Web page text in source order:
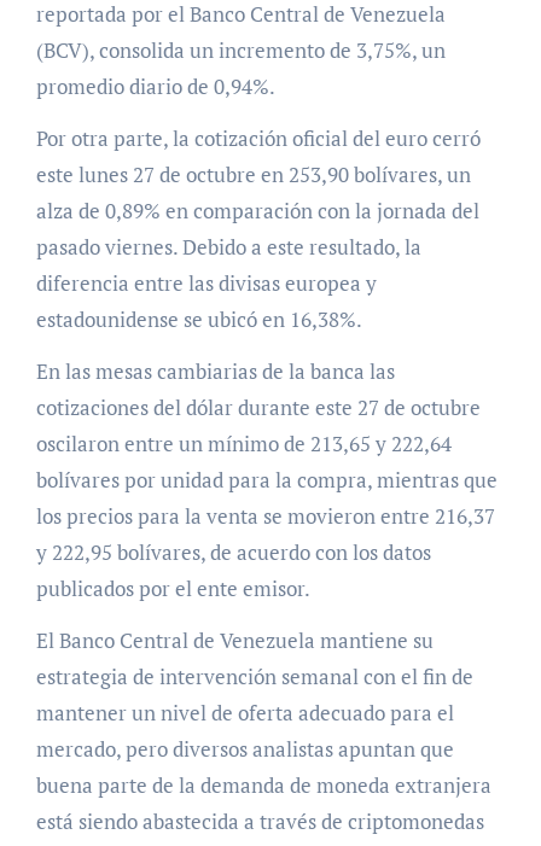
reportada por el Banco Central de Venezuela
(BCV), consolida un incremento de 3,75%, un
promedio diario de 0,94%.
Por otra parte, la cotización oficial del euro cerró
este lunes 27 de octubre en 253,90 bolívares, un
alza de 0,89% en comparación con la jornada del
pasado viernes. Debido a este resultado, la
diferencia entre las divisas europea y
estadounidense se ubicó en 16,38%.
En las mesas cambiarias de la banca las
cotizaciones del dólar durante este 27 de octubre
oscilaron entre un mínimo de 213,65 y 222,64
bolívares por unidad para la compra, mientras que
los precios para la venta se movieron entre 216,37
y 222,95 bolívares, de acuerdo con los datos
publicados por el ente emisor.
El Banco Central de Venezuela mantiene su
estrategia de intervención semanal con el fin de
mantener un nivel de oferta adecuado para el
mercado, pero diversos analistas apuntan que
buena parte de la demanda de moneda extranjera
está siendo abastecida a través de criptomonedas